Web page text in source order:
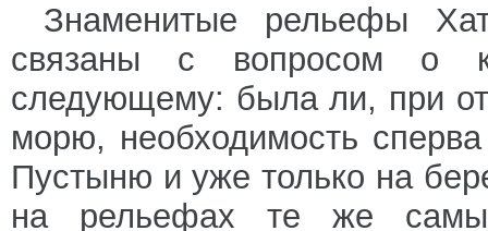
Знаменитые рельефы
связаны с вопросом о
следующему: была ли, при
морю, необходимость
Пустыню и уже только на
на рельефах те же